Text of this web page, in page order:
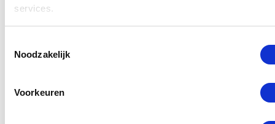
services.
Noodzakelijk
Voorkeuren
Wat onze klanten zeggen..